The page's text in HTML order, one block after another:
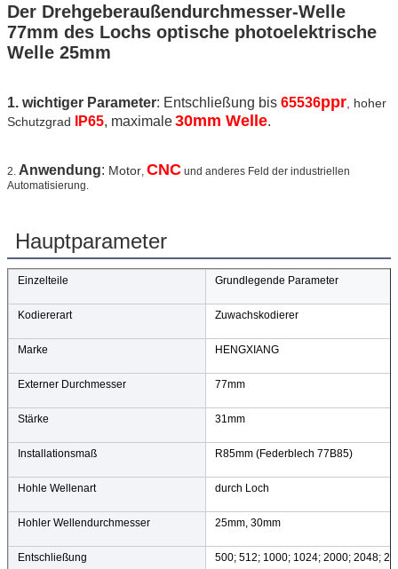
Der Drehgeberaußendurchmesser-Welle
77mm des Lochs optische photoelektrische
Welle 25mm
1. wichtiger Parameter: Entschließung bis 65536ppr , hoher
Schutzgrad IP65, maximale30mm Welle.
2. Anwendung: Motor, CNC und anderes Feld der industriellen
Automatisierung.
Hauptparameter
Einzelteile Grundlegende Parameter
Kodiererart Zuwachskodierer
Marke HENGXIANG
Externer Durchmesser 77mm
Stärke 31mm
Installationsmaß R85mm (Federblech 77B85)
Hohle Wellenart durch Loch
Hohler Wellendurchmesser 25mm, 30mm
Entschließung 500; 512; 1000; 1024; 2000; 2048;